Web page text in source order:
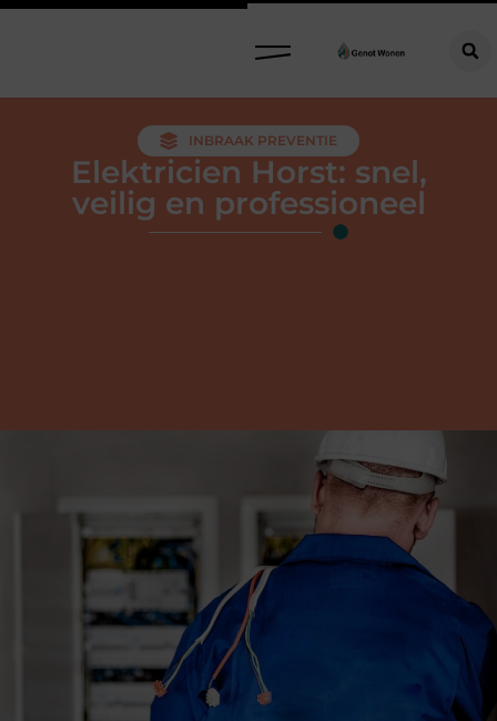
INBRAAK PREVENTIE
Elektricien Horst: snel,
veilig en professioneel